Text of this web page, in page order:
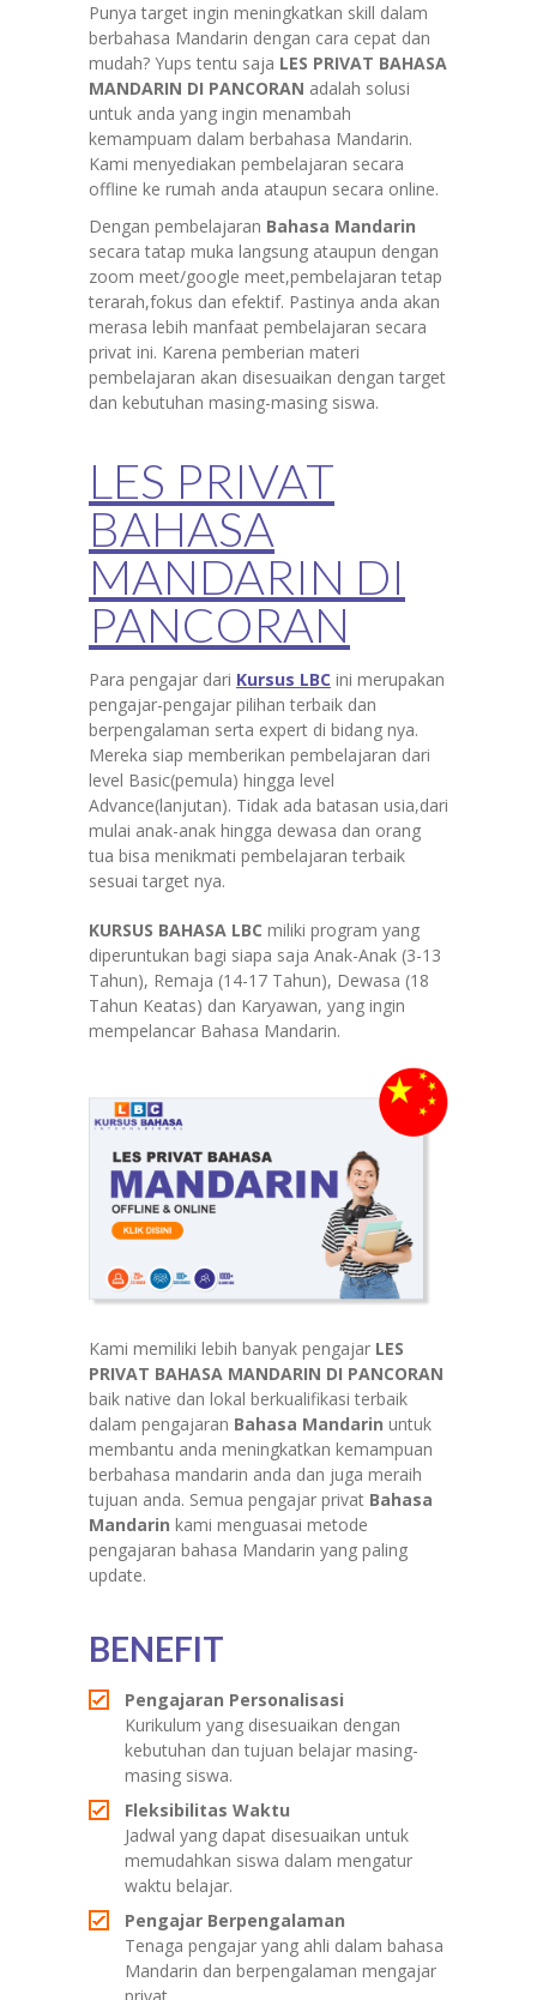
Punya target ingin meningkatkan skill dalam
berbahasa Mandarin dengan cara cepat dan
mudah? Yups tentu saja LES PRIVAT BAHASA
MANDARIN DI PANCORAN adalah solusi
untuk anda yang ingin menambah
kemampuam dalam berbahasa Mandarin.
Kami menyediakan pembelajaran secara
offline ke rumah anda ataupun secara online.
Dengan pembelajaran Bahasa Mandarin
secara tatap muka langsung ataupun dengan
zoom meet/google meet,pembelajaran tetap
terarah,fokus dan efektif. Pastinya anda akan
merasa lebih manfaat pembelajaran secara
privat ini. Karena pemberian materi
pembelajaran akan disesuaikan dengan target
dan kebutuhan masing-masing siswa.
LES PRIVAT
BAHASA
MANDARIN DI
PANCORAN
Para pengajar dari Kursus LBC ini merupakan
pengajar-pengajar pilihan terbaik dan
berpengalaman serta expert di bidang nya.
Mereka siap memberikan pembelajaran dari
level Basic(pemula) hingga level
Advance(lanjutan). Tidak ada batasan usia,dari
mulai anak-anak hingga dewasa dan orang
tua bisa menikmati pembelajaran terbaik
sesuai target nya.
KURSUS BAHASA LBC miliki program yang
diperuntukan bagi siapa saja Anak-Anak (3-13
Tahun), Remaja (14-17 Tahun), Dewasa (18
Tahun Keatas) dan Karyawan, yang ingin
mempelancar Bahasa Mandarin.
Kami memiliki lebih banyak pengajar LES
PRIVAT BAHASA MANDARIN DI PANCORAN
baik native dan lokal berkualifikasi terbaik
dalam pengajaran Bahasa Mandarin untuk
membantu anda meningkatkan kemampuan
berbahasa mandarin anda dan juga meraih
tujuan anda. Semua pengajar privat Bahasa
Mandarin kami menguasai metode
pengajaran bahasa Mandarin yang paling
update.
BENEFIT
Pengajaran Personalisasi
Kurikulum yang disesuaikan dengan
kebutuhan dan tujuan belajar masing-
masing siswa.
Fleksibilitas Waktu
Jadwal yang dapat disesuaikan untuk
memudahkan siswa dalam mengatur
waktu belajar.
Pengajar Berpengalaman
Tenaga pengajar yang ahli dalam bahasa
Mandarin dan berpengalaman mengajar